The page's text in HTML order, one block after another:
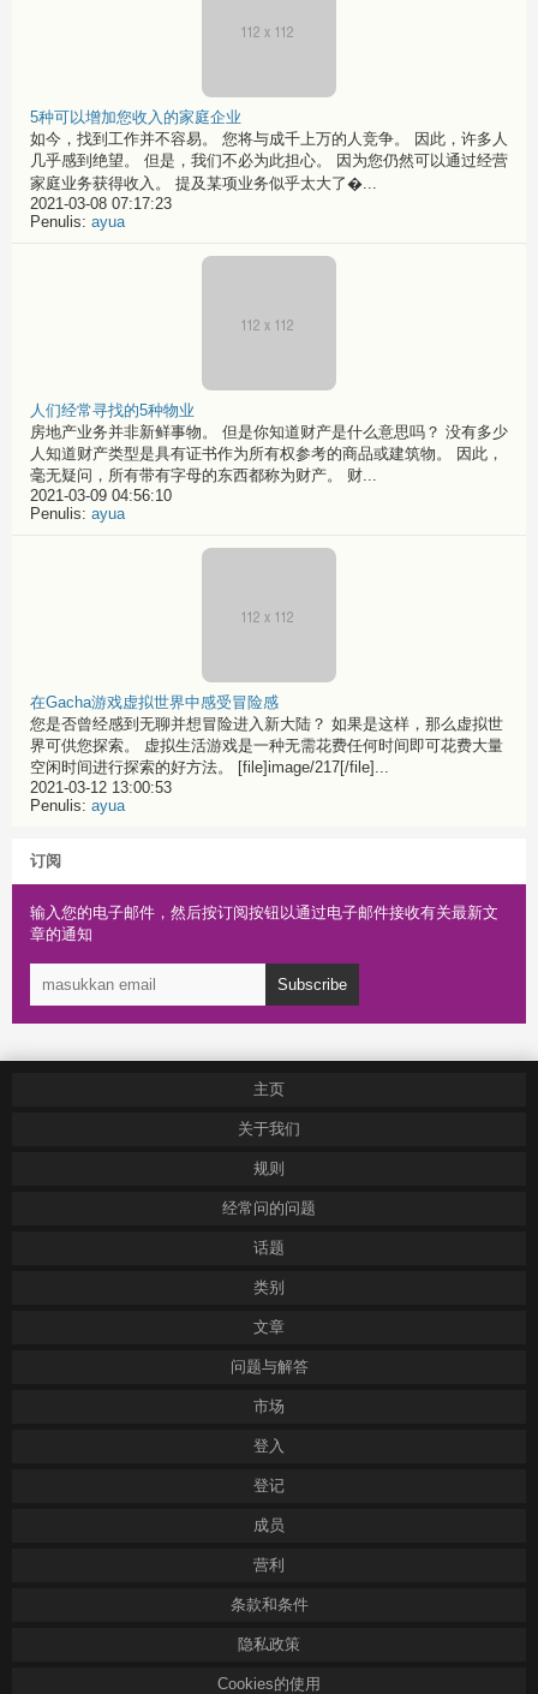
5种可以增加您收入的家庭企业
如今，找到工作并不容易。 您将与成千上万的人竞争。 因此，许多人
几乎感到绝望。 但是，我们不必为此担心。 因为您仍然可以通过经营
家庭业务获得收入。 提及某项业务似乎太大了�...
2021-03-08 07:17:23
Penulis: ayua
人们经常寻找的5种物业
房地产业务并非新鲜事物。 但是你知道财产是什么意思吗？ 没有多少
人知道财产类型是具有证书作为所有权参考的商品或建筑物。 因此，
毫无疑问，所有带有字母的东西都称为财产。 财...
2021-03-09 04:56:10
Penulis: ayua
在Gacha游戏虚拟世界中感受冒险感
您是否曾经感到无聊并想冒险进入新大陆？ 如果是这样，那么虚拟世
界可供您探索。 虚拟生活游戏是一种无需花费任何时间即可花费大量
空闲时间进行探索的好方法。 [file]image/217[/file]...
2021-03-12 13:00:53
Penulis: ayua
订阅
输入您的电子邮件，然后按订阅按钮以通过电子邮件接收有关最新文
章的通知
Subscribe
主页
关于我们
规则
经常问的问题
话题
类别
文章
问题与解答
市场
登入
登记
成员
营利
条款和条件
隐私政策
Cookies的使用